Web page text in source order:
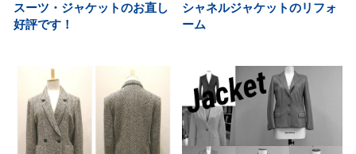
スーツ・ジャケットのお直し
好評です！
シャネルジャケットのリフォ
ーム